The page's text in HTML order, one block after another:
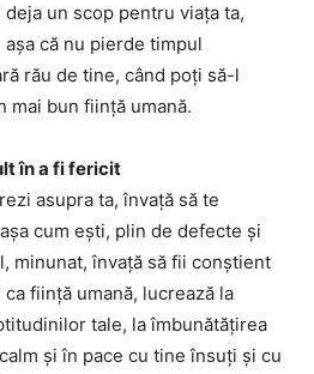
un scop pentru viața ta,
că nu pierde timpul
rău de tine, când poți să-l
mai bun ființă umană.
în a fi fericit
asupra ta, învață să te
cum ești, plin de defecte și
minunat, învață să fii conștient
ființă umană, lucrează la
tale, la îmbunătățirea
și în pace cu tine însuți și cu